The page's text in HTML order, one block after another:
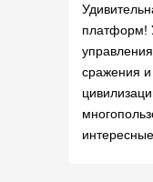
платформ!
сражения и